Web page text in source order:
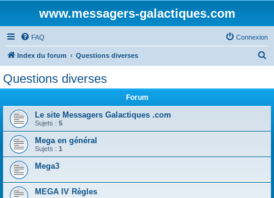
www.messagers-galactiques.com
FAQ Connexion
Index du forum Questions diverses
h
Questions diverses
Forum
Le site Messagers Galactiques .com
Sujets : 5
Mega en général
Sujets : 1
Mega3
MEGA IV Règles